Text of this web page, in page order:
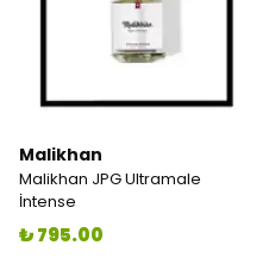
Malikhan
Malikhan JPG Ultramale
İntense
₺ 795.00